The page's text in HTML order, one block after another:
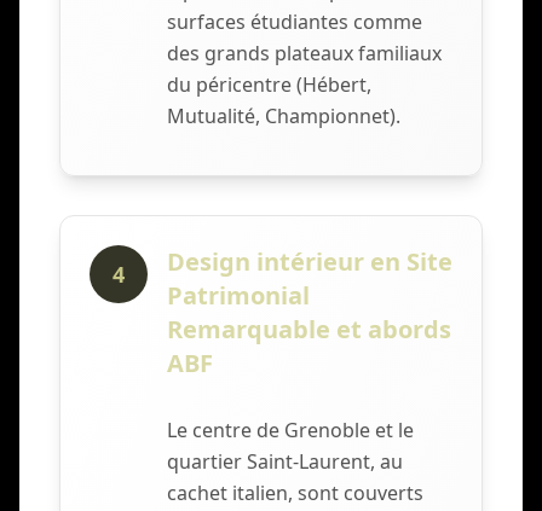
surfaces étudiantes comme
des grands plateaux familiaux
du péricentre (Hébert,
Mutualité, Championnet).
4
Design intérieur en Site
Patrimonial
Remarquable et abords
ABF
Le centre de Grenoble et le
quartier Saint-Laurent, au
cachet italien, sont couverts